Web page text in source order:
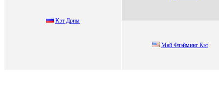
Kэт Дрим
Мaй Флэйминг Кэт